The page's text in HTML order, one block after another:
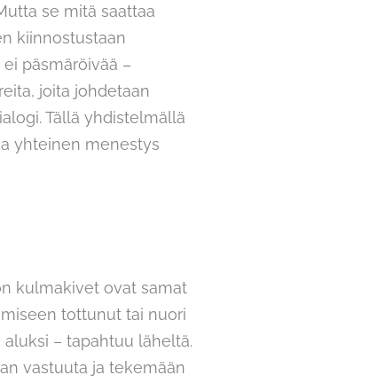
se mitä saattaa
kiinnostustaan
päsmäröivää –
joita johdetaan
Tällä yhdistelmällä
yhteinen menestys
kulmakivet ovat samat
tottunut tai nuori
– tapahtuu läheltä.
vastuuta ja tekemään